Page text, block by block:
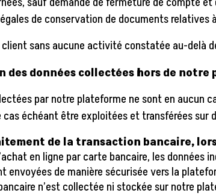
de conservation de documents relatives
sans aucune activité constatée au-delà
des données collectées hors de notre
par notre plateforme ne sont en aucun
cas échéant être exploitées et transférées
de la transaction bancaire,
en ligne par carte bancaire, les
envoyées de manière sécurisée vers la
n’est collectée ni stockée sur notre